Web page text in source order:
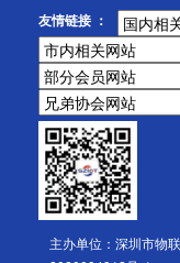
友情链接 ：
主办单位：深圳市物